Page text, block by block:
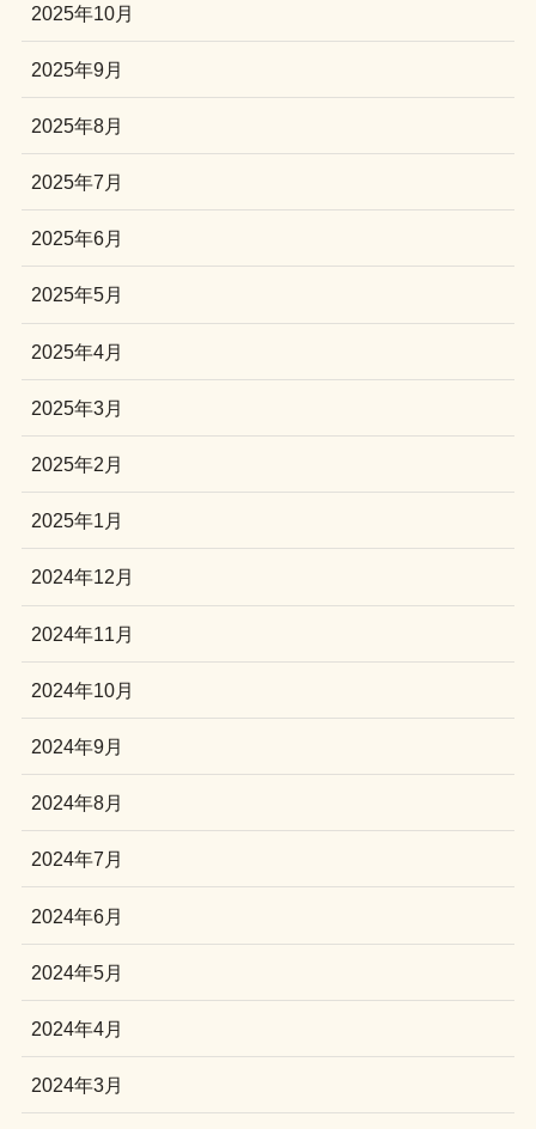
2025年10月
2025年9月
2025年8月
2025年7月
2025年6月
2025年5月
2025年4月
2025年3月
2025年2月
2025年1月
2024年12月
2024年11月
2024年10月
2024年9月
2024年8月
2024年7月
2024年6月
2024年5月
2024年4月
2024年3月